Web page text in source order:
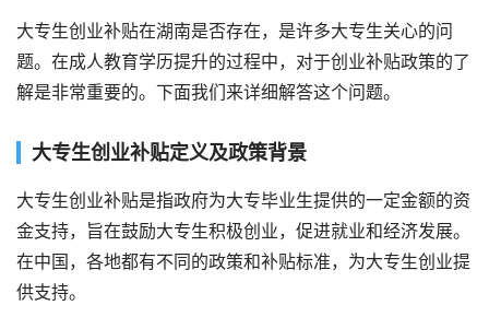
大专生创业补贴在湖南是否存在，是许多大专生关心的问
题。在成人教育学历提升的过程中，对于创业补贴政策的了
解是非常重要的。下面我们来详细解答这个问题。
大专生创业补贴定义及政策背景
大专生创业补贴是指政府为大专毕业生提供的一定金额的资
金支持，旨在鼓励大专生积极创业，促进就业和经济发展。
在中国，各地都有不同的政策和补贴标准，为大专生创业提
供支持。